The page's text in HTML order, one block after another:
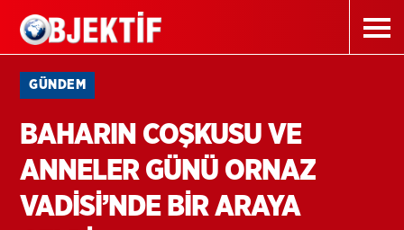
GÜNDEM
BAHARIN COŞKUSU VE
ANNELER GÜNÜ ORNAZ
VADİSİ’NDE BİR ARAYA